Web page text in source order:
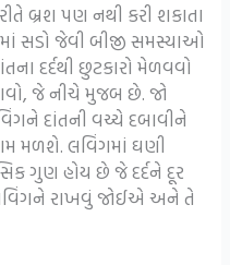
બ્રશ પણ નથી કરી શકાતા
સડો જેવી બીજી સમસ્યાઓ
દર્દથી છુટકારો મેળવવો
જે નીચે મુજબ છે. જો
દાંતની વચ્ચે દબાવીને
મળશે. લવિંગમાં ઘણી
ગુણ હોય છે જે દર્દને દૂર
રાખવું જોઈએ અને તે